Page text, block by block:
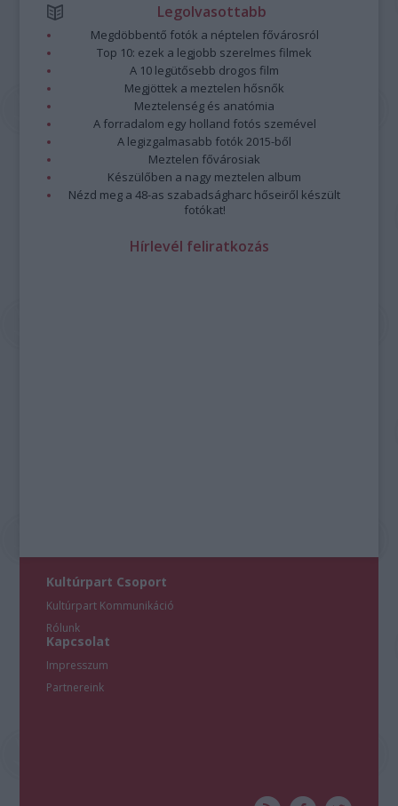
Legolvasottabb
Megdöbbentő fotók a néptelen fővárosról
Top 10: ezek a legjobb szerelmes filmek
A 10 legütősebb drogos film
Megjöttek a meztelen hősnők
Meztelenség és anatómia
A forradalom egy holland fotós szemével
A legizgalmasabb fotók 2015-ből
Meztelen fővárosiak
Készülőben a nagy meztelen album
Nézd meg a 48-as szabadságharc hőseiről készült
fotókat!
Hírlevél feliratkozás
Kultúrpart Csoport
Kultúrpart Kommunikáció
Rólunk
Kapcsolat
Impresszum
Partnereink